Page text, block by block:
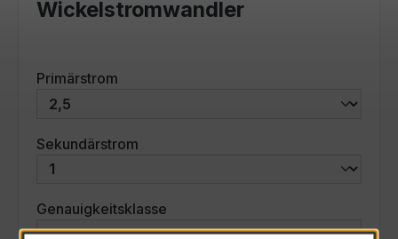
Wickelstromwandler
Primärstrom
Sekundärstrom
Genauigkeitsklasse